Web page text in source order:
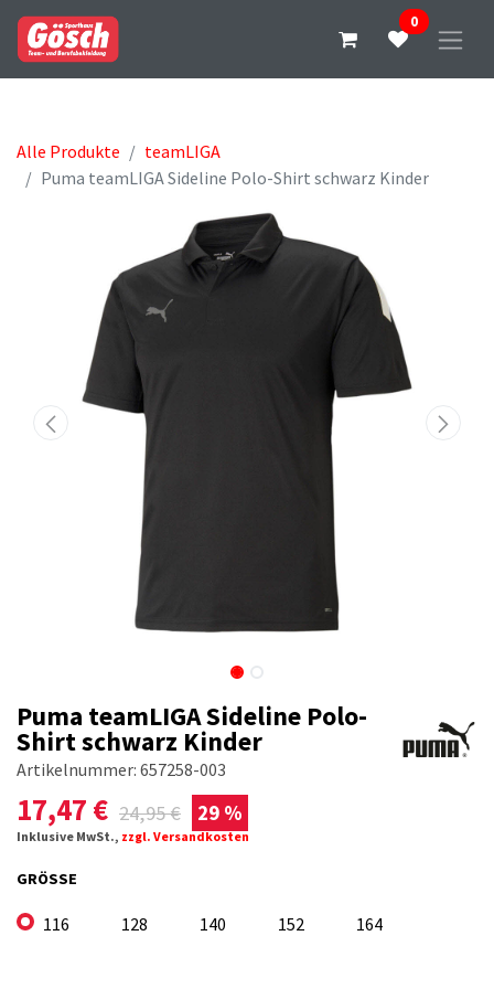
0
Alle Produkte
teamLIGA
Puma teamLIGA Sideline Polo-Shirt schwarz Kinder
Puma teamLIGA Sideline Polo-
Shirt schwarz Kinder
Artikelnummer: 657258-003
17,47 € 24,95€ 29 %
Inklusive MwSt., zzgl. Versandkosten
GRÖSSE
116 128 140 152 164